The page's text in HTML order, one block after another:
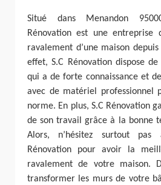
Situé dans Menandon
Rénovation est une
ravalement d’une maison
effet, S.C Rénovation dispose
qui a de forte connaissance et
avec de matériel professionnel
norme. En plus, S.C Rénovation
de son travail grâce à la bonne
Alors, n’hésitez surtout
Rénovation pour avoir la
ravalement de votre maison.
transformer les murs de votre